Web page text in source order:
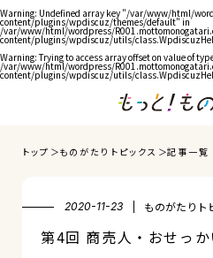
Warning: Undefined array key "/var/www/html/
content/plugins/wpdiscuz/themes/default" in
/var/www/html/wordpress/
content/plugins/wpdiscuz/utils/
Warning: Trying to access array offset on value of
/var/www/html/wordpress/
content/plugins/wpdiscuz/utils/
トップ ものがたりトピックス 記事一覧
2020-11-23 ものがたりト
第4回 商売人・おせっ